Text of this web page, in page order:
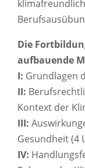
Die
aufbauende
I: Grundlagen
II:
Kontext der
III:
Gesundheit (4
IV: